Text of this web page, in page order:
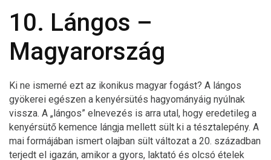
10. Lángos –
Magyarország
Ki ne ismerné ezt az ikonikus magyar fogást? A lángos
gyökerei egészen a kenyérsütés hagyományáig nyúlnak
vissza. A „lángos” elnevezés is arra utal, hogy eredetileg a
kenyérsütő kemence lángja mellett sült ki a tésztalepény. A
mai formájában ismert olajban sült változat a 20. században
terjedt el igazán, amikor a gyors, laktató és olcsó ételek